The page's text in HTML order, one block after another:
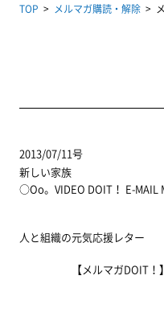
TOP > メルマガ購読・解除 >
2013/07/11号
新しい家族
○Oo。VIDEO DOIT！ E-
人と組織の元気応援レター
【メルマガDOIT！】 ～